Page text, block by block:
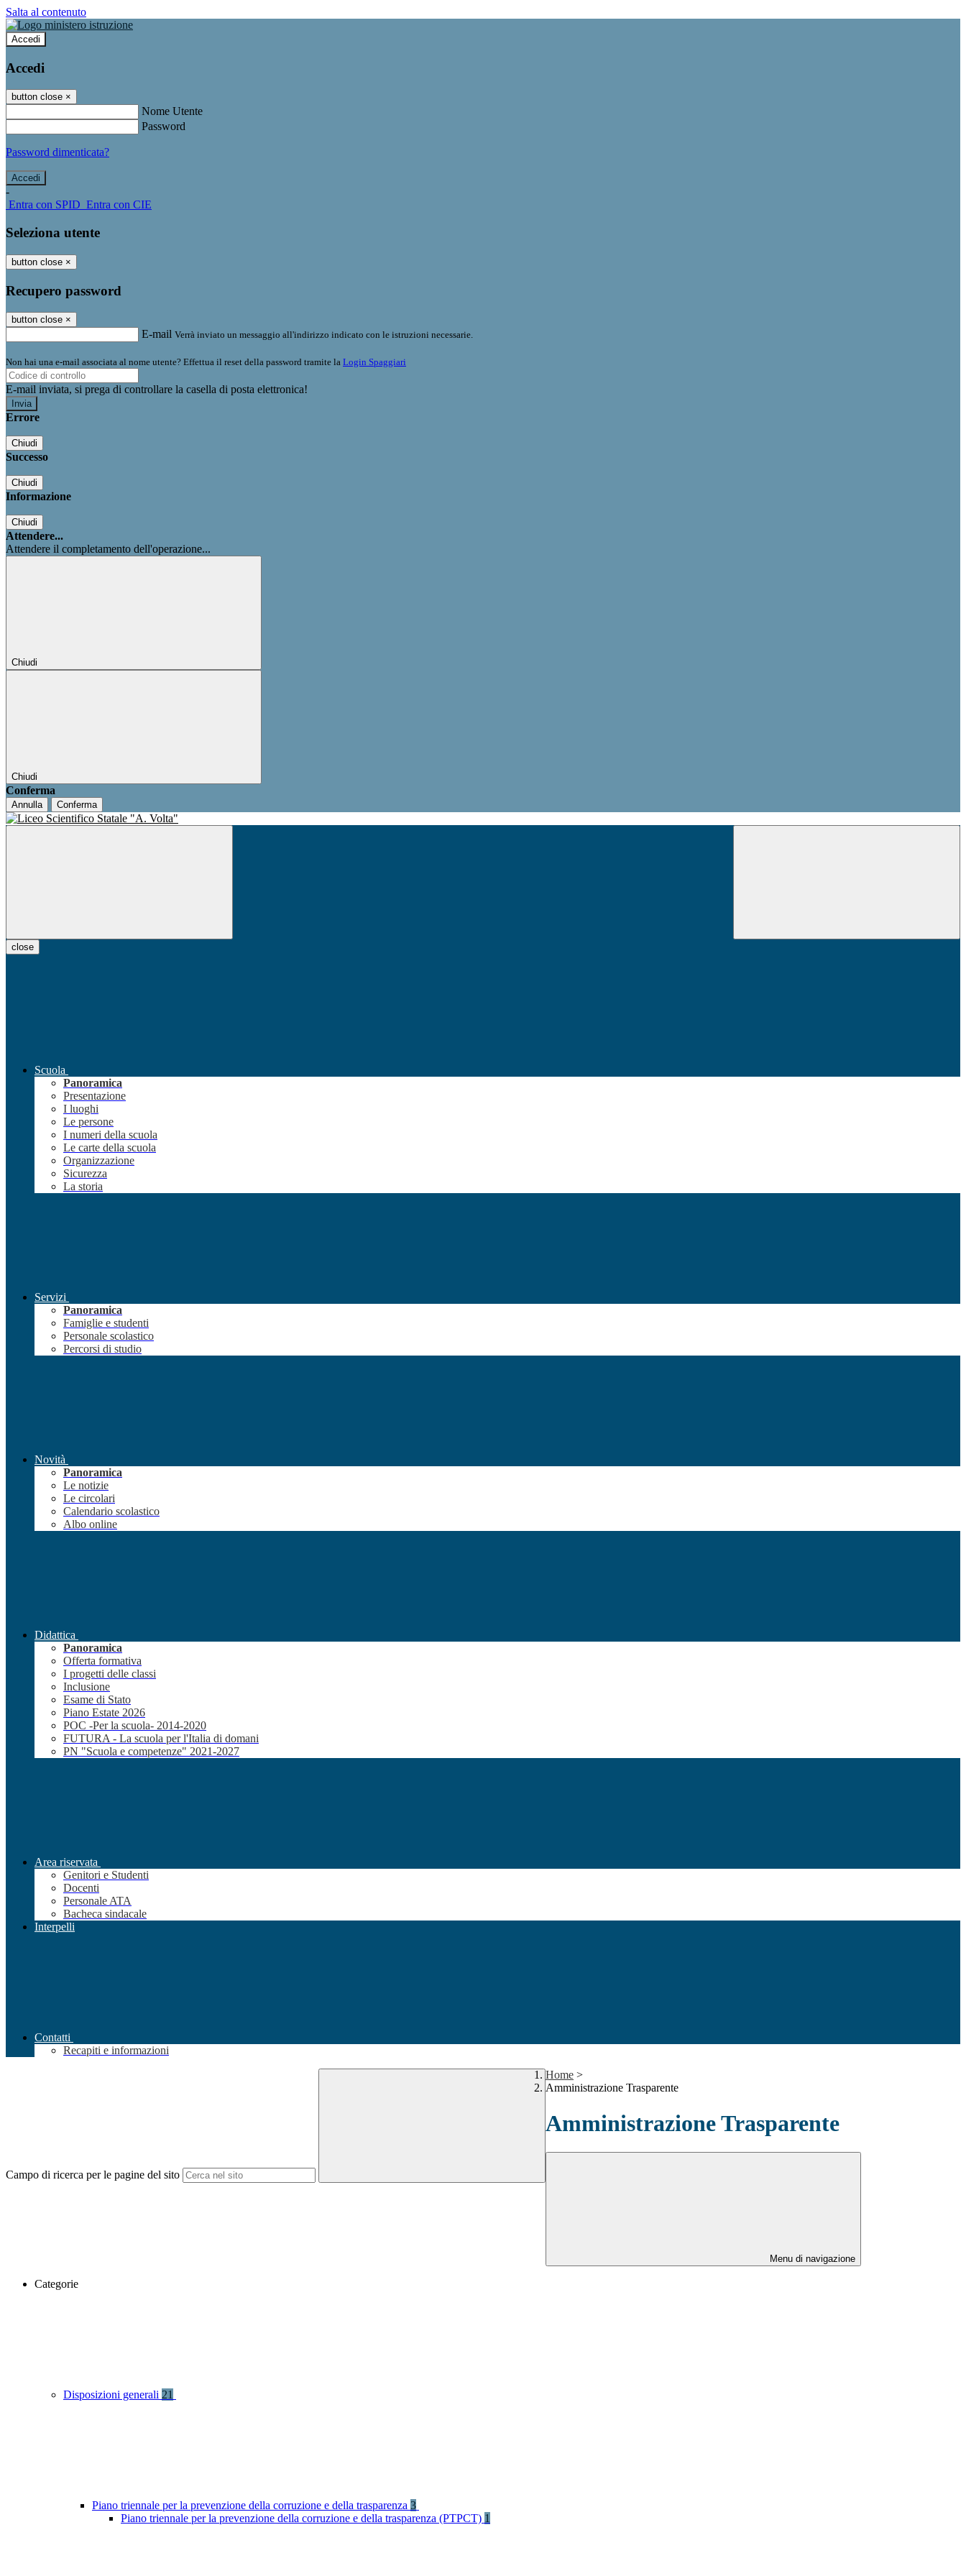
Salta al contenuto
Accedi
Accedi
button close ×
Nome Utente
Password
Password dimenticata?
-
Entra con SPID Entra con CIE
Seleziona utente
button close ×
Recupero password
button close ×
E-mail Verrà inviato un messaggio all'indirizzo indicato con le istruzioni necessarie.
Non hai una e-mail associata al nome utente? Effettua il reset della password tramite la Login Spaggiari
E-mail inviata, si prega di controllare la casella di posta elettronica!
Errore
Chiudi
Successo
Chiudi
Informazione
Chiudi
Attendere...
Attendere il completamento dell'operazione...
Chiudi
Chiudi
Conferma
Annulla Conferma
close
Scuola
Panoramica
Presentazione
I luoghi
Le persone
I numeri della scuola
Le carte della scuola
Organizzazione
Sicurezza
La storia
Servizi
Panoramica
Famiglie e studenti
Personale scolastico
Percorsi di studio
Novità
Panoramica
Le notizie
Le circolari
Calendario scolastico
Albo online
Didattica
Panoramica
Offerta formativa
I progetti delle classi
Inclusione
Esame di Stato
Piano Estate 2026
POC -Per la scuola- 2014-2020
FUTURA - La scuola per l'Italia di domani
PN "Scuola e competenze" 2021-2027
Area riservata
Genitori e Studenti
Docenti
Personale ATA
Bacheca sindacale
Interpelli
Contatti
Recapiti e informazioni
Campo di ricerca per le pagine del sito
Home >
Amministrazione Trasparente
Amministrazione Trasparente
Menu di navigazione
Categorie
Disposizioni generali 21
Piano triennale per la prevenzione della corruzione e della trasparenza 3
Piano triennale per la prevenzione della corruzione e della trasparenza (PTPCT) 1